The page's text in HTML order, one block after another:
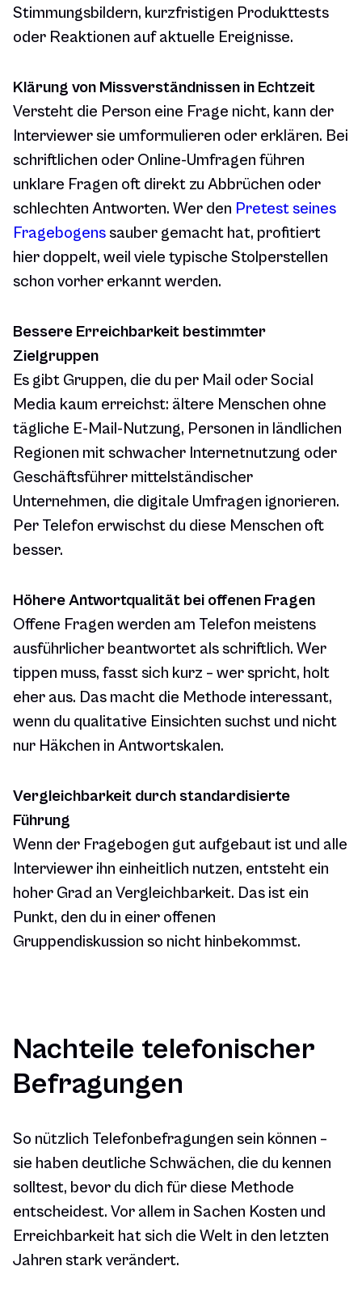
Stimmungsbildern, kurzfristigen Produkttests
oder Reaktionen auf aktuelle Ereignisse.
Klärung von Missverständnissen in Echtzeit
Versteht die Person eine Frage nicht, kann der
Interviewer sie umformulieren oder erklären. Bei
schriftlichen oder Online-Umfragen führen
unklare Fragen oft direkt zu Abbrüchen oder
schlechten Antworten. Wer den Pretest seines
Fragebogenssauber gemacht hat, profitiert
hier doppelt, weil viele typische Stolperstellen
schon vorher erkannt werden.
Bessere Erreichbarkeit bestimmter
Zielgruppen
Es gibt Gruppen, die du per Mail oder Social
Media kaum erreichst: ältere Menschen ohne
tägliche E-Mail-Nutzung, Personen in ländlichen
Regionen mit schwacher Internetnutzung oder
Geschäftsführer mittelständischer
Unternehmen, die digitale Umfragen ignorieren.
Per Telefon erwischst du diese Menschen oft
besser.
Höhere Antwortqualität bei offenen Fragen
Offene Fragen werden am Telefon meistens
ausführlicher beantwortet als schriftlich. Wer
tippen muss, fasst sich kurz – wer spricht, holt
eher aus. Das macht die Methode interessant,
wenn du qualitative Einsichten suchst und nicht
nur Häkchen in Antwortskalen.
Vergleichbarkeit durch standardisierte
Führung
Wenn der Fragebogen gut aufgebaut ist und alle
Interviewer ihn einheitlich nutzen, entsteht ein
hoher Grad an Vergleichbarkeit. Das ist ein
Punkt, den du in einer offenen
Gruppendiskussion so nicht hinbekommst.
Nachteile telefonischer
Befragungen
So nützlich Telefonbefragungen sein können –
sie haben deutliche Schwächen, die du kennen
solltest, bevor du dich für diese Methode
entscheidest. Vor allem in Sachen Kosten und
Erreichbarkeit hat sich die Welt in den letzten
Jahren stark verändert.